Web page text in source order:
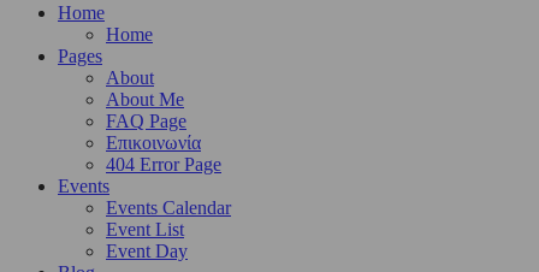
Home
Home
Pages
About
About Me
FAQ Page
Επικοινωνία
404 Error Page
Events
Events Calendar
Event List
Event Day